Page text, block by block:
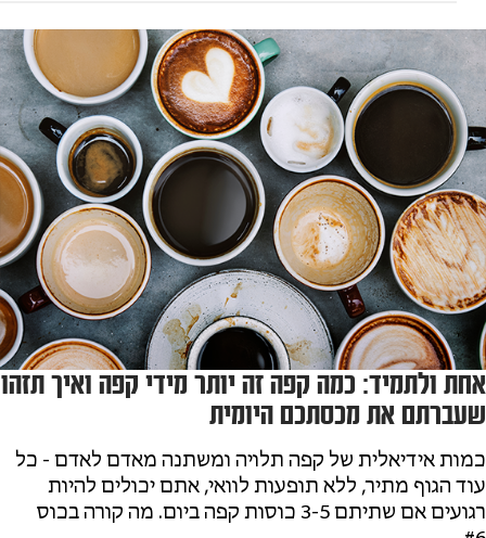
אחת ולתמיד: כמה קפה זה יותר מידי קפה ואיך תזהו
שעברתם את מכסתכם היומית
כמות אידיאלית של קפה תלויה ומשתנה מאדם לאדם - כל
עוד הגוף מתיר, ללא תופעות לוואי, אתם יכולים להיות
רגועים אם שתיתם 3-5 כוסות קפה ביום. מה קורה בכוס